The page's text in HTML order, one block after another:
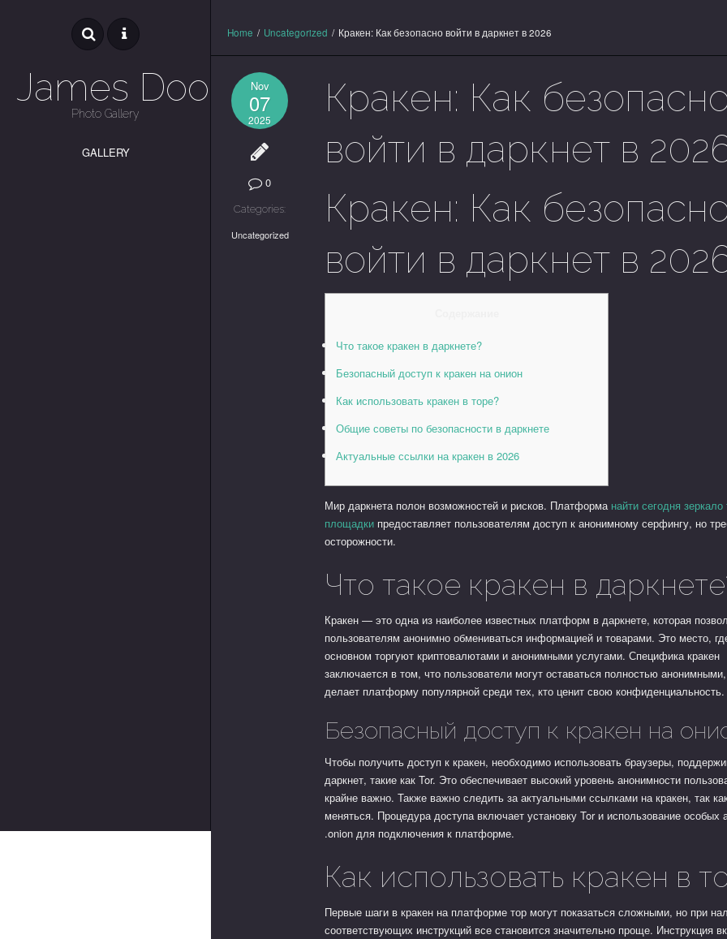
James Dooley
Photo Gallery
GALLERY
Home / Uncategorized / Кракен: Как безопасно войти в даркнет в 2026
Nov
07
2025
0
Categories:
Uncategorized
Кракен: Как
войти в даркнет в
Кракен: Как
войти в даркнет в
Что такое кракен в даркнете?
Безопасный доступ к кракен на онион
Как использовать кракен в торе?
Общие советы по безопасности в даркнете
Актуальные ссылки на кракен в 2026
Мир даркнета полон возможностей и рисков. Платформа найти сегодня зеркало
площадки предоставляет пользователям доступ к анонимному серфингу, но
осторожности.
Что такое кракен в
Кракен — это одна из наиболее известных платформ в даркнете, которая
пользователям анонимно обмениваться информацией и товарами. Это место,
основном торгуют криптовалютами и анонимными услугами. Специфика кракен
заключается в том, что пользователи могут оставаться полностью
делает платформу популярной среди тех, кто ценит свою конфиденциальность.
Безопасный доступ к кракен на
Чтобы получить доступ к кракен, необходимо использовать браузеры,
даркнет, такие как Tor. Это обеспечивает высокий уровень анонимности
крайне важно. Также важно следить за актуальными ссылками на кракен, так
меняться. Процедура доступа включает установку Tor и использование особых
.onion для подключения к платформе.
Как использовать кракен в
Первые шаги в кракен на платформе тор могут показаться сложными, но при
соответствующих инструкций все становится значительно проще. Инструкция